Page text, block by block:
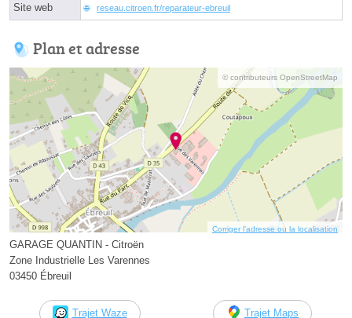
Site web reseau.citroen.fr/reparateur-ebreuil
Plan et adresse
© contributeurs OpenStreetMap
Corriger l’adresse ou la localisation
GARAGE QUANTIN - Citroën
Zone Industrielle Les Varennes
03450 Ébreuil
Trajet Waze Trajet Maps